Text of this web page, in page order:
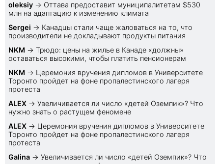
oleksiy → Оттава предоставит муниципалитетам $530
млн на адаптацию к изменению климата
Sеrgei → Канадцы стали чаще жаловаться на то, что
производители не докладывают продукты питания
NKM → Трюдо: цены на жилье в Канаде «должны»
оставаться высокими, чтобы платить пенсионерам
NKM → Церемония вручения дипломов в Университете
Торонто пройдет на фоне пропалестинского лагеря
протеста
ALEX → Увеличивается ли число «детей Оземпик»? Что
нужно знать о растущем феномене
ALEX → Церемония вручения дипломов в Университете
Торонто пройдет на фоне пропалестинского лагеря
протеста
Galina → Увеличивается ли число «детей Оземпик»? Что